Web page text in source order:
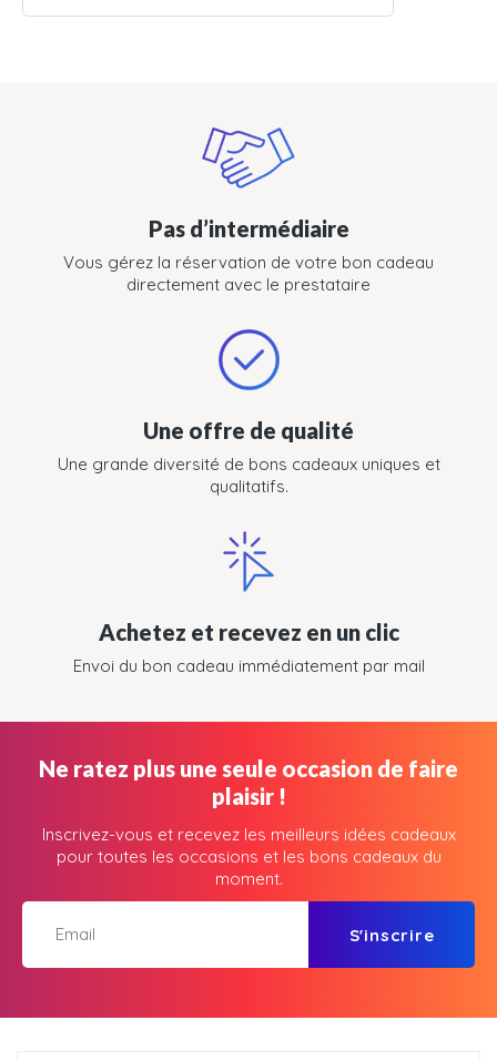
Pas d’intermédiaire
Vous gérez la réservation de votre bon cadeau
directement avec le prestataire
Une offre de qualité
Une grande diversité de bons cadeaux uniques et
qualitatifs.
Achetez et recevez en un clic
Envoi du bon cadeau immédiatement par mail
Ne ratez plus une seule occasion de faire
plaisir !
Inscrivez-vous et recevez les meilleurs idées cadeaux
pour toutes les occasions et les bons cadeaux du
moment.
S'inscrire